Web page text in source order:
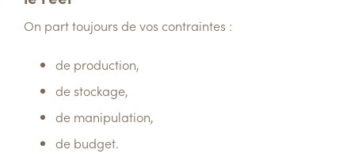
On part toujours de vos contraintes :
de production,
de stockage,
de manipulation,
de budget.